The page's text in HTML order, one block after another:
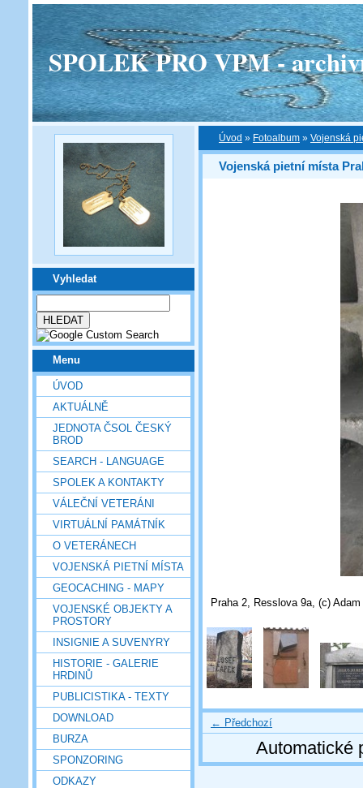
SPOLEK PRO VPM -
Vyhledat
Menu
ÚVOD
AKTUÁLNĚ
JEDNOTA ČSOL ČESKÝ
BROD
SEARCH - LANGUAGE
SPOLEK A KONTAKTY
VÁLEČNÍ VETERÁNI
VIRTUÁLNÍ PAMÁTNÍK
O VETERÁNECH
VOJENSKÁ PIETNÍ MÍSTA
GEOCACHING - MAPY
VOJENSKÉ OBJEKTY A
PROSTORY
INSIGNIE A SUVENYRY
HISTORIE - GALERIE
HRDINŮ
PUBLICISTIKA - TEXTY
DOWNLOAD
BURZA
SPONZORING
ODKAZY
Úvod » Fotoalbum » Vojenská
Vojenská pietní místa
Praha 2, Resslova 9a, (c)
← Předchozí
Automatické